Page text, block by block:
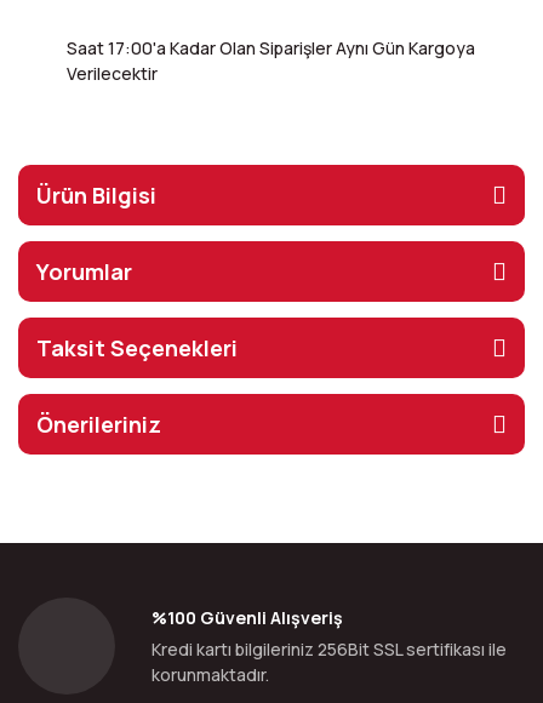
Saat 17:00'a Kadar Olan Siparişler Aynı Gün Kargoya
Verilecektir
Ürün Bilgisi
Yorumlar
Taksit Seçenekleri
Önerileriniz
%100 Güvenli Alışveriş
Kredi kartı bilgileriniz 256Bit SSL sertifikası ile
korunmaktadır.